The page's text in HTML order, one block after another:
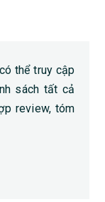
thể truy cập
sách tất cả
review, tóm